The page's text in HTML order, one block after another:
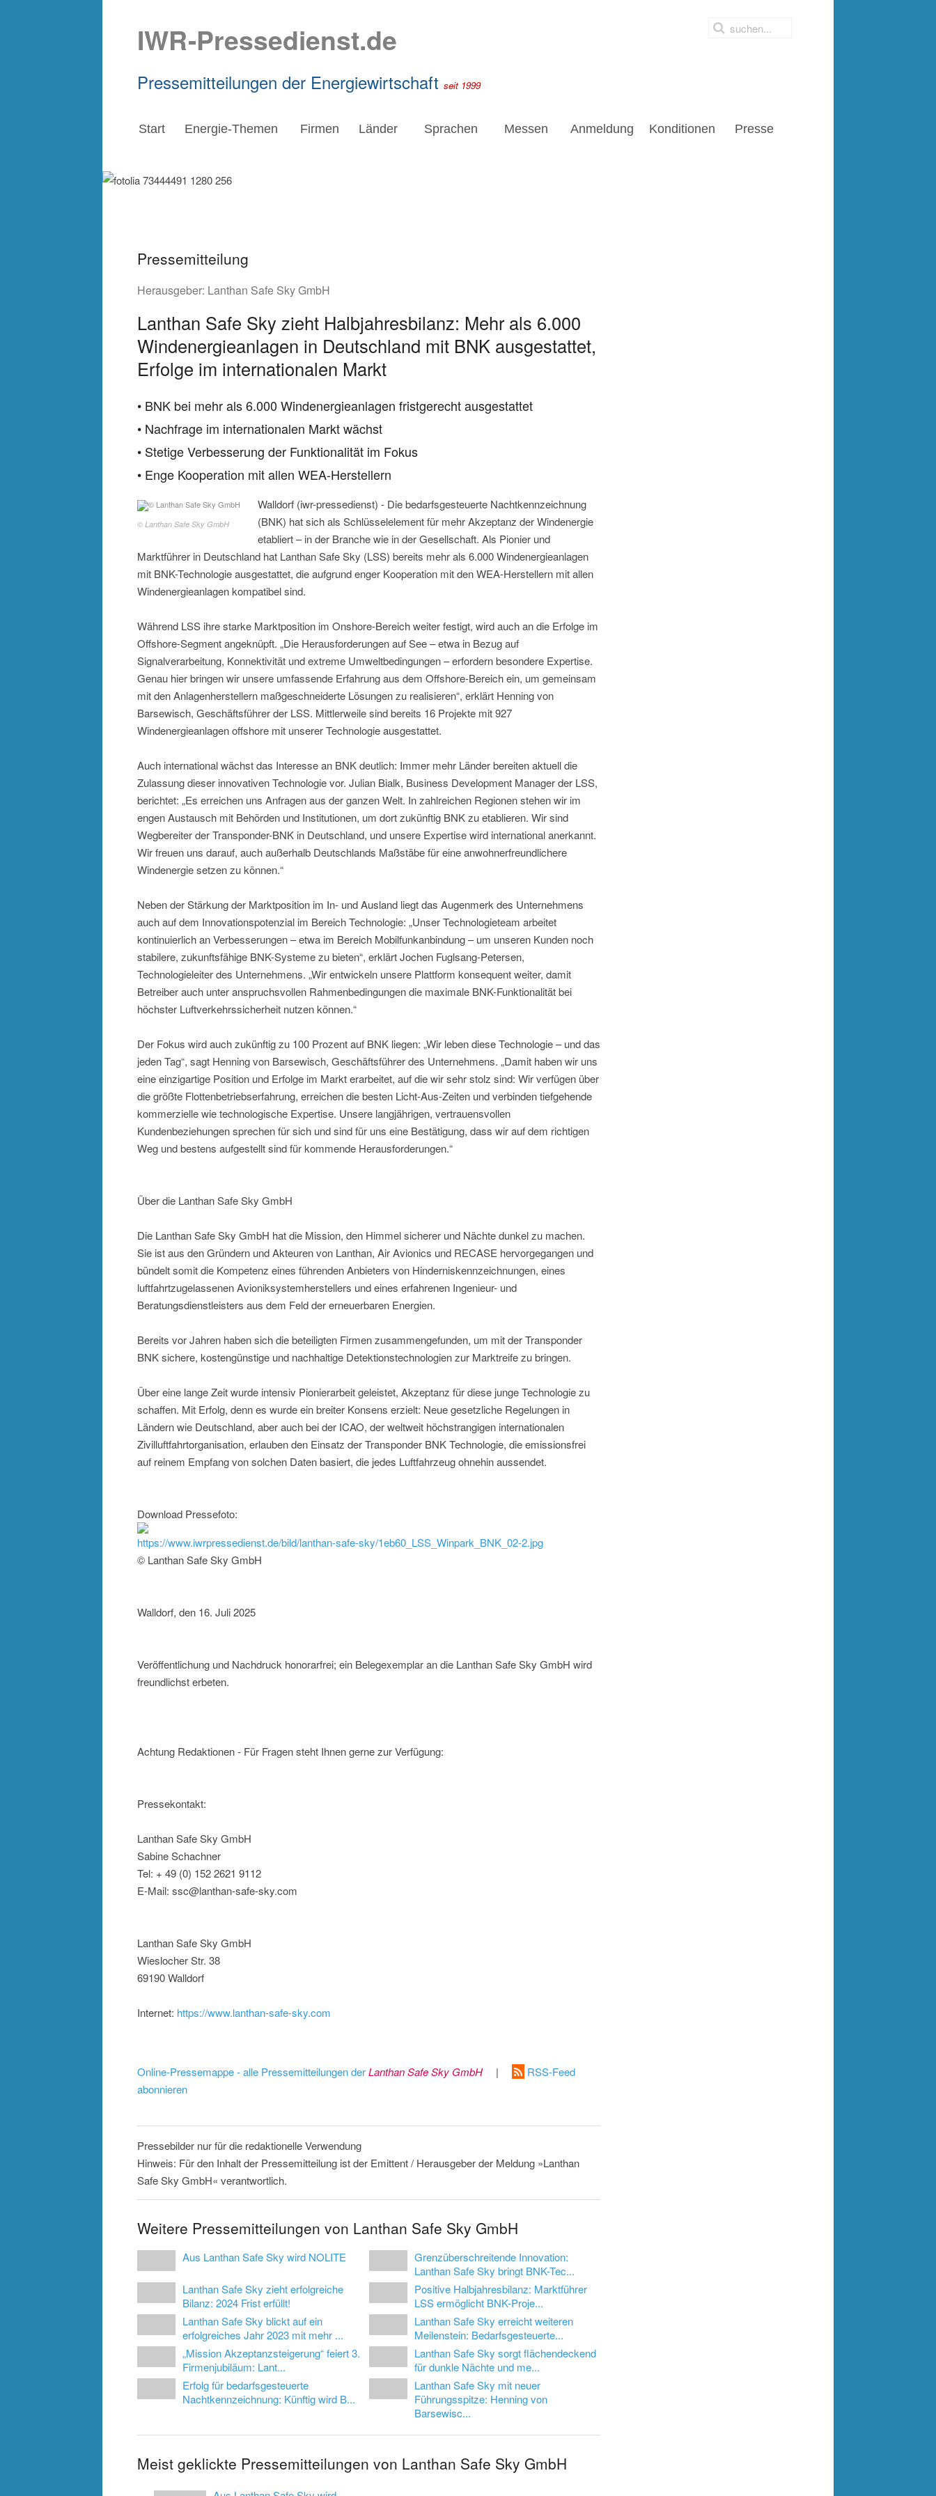
IWR-Pressedienst.de
Pressemitteilungen der Energiewirtschaft seit 1999
Start Energie-Themen Firmen Länder Sprachen Messen Anmeldung Konditionen Presse
Pressemitteilung
Herausgeber: Lanthan Safe Sky GmbH
Lanthan Safe Sky zieht Halbjahresbilanz: Mehr als 6.000
Windenergieanlagen in Deutschland mit BNK ausgestattet,
Erfolge im internationalen Markt
• BNK bei mehr als 6.000 Windenergieanlagen fristgerecht ausgestattet
• Nachfrage im internationalen Markt wächst
• Stetige Verbesserung der Funktionalität im Fokus
• Enge Kooperation mit allen WEA-Herstellern
© Lanthan Safe Sky GmbH
Walldorf (iwr-pressedienst) - Die bedarfsgesteuerte Nachtkennzeichnung
(BNK) hat sich als Schlüsselelement für mehr Akzeptanz der Windenergie
etabliert – in der Branche wie in der Gesellschaft. Als Pionier und
Marktführer in Deutschland hat Lanthan Safe Sky (LSS) bereits mehr als 6.000 Windenergieanlagen
mit BNK-Technologie ausgestattet, die aufgrund enger Kooperation mit den WEA-Herstellern mit allen
Windenergieanlagen kompatibel sind.
Während LSS ihre starke Marktposition im Onshore-Bereich weiter festigt, wird auch an die Erfolge im
Offshore-Segment angeknüpft. „Die Herausforderungen auf See – etwa in Bezug auf
Signalverarbeitung, Konnektivität und extreme Umweltbedingungen – erfordern besondere Expertise.
Genau hier bringen wir unsere umfassende Erfahrung aus dem Offshore-Bereich ein, um gemeinsam
mit den Anlagenherstellern maßgeschneiderte Lösungen zu realisieren“, erklärt Henning von
Barsewisch, Geschäftsführer der LSS. Mittlerweile sind bereits 16 Projekte mit 927
Windenergieanlagen offshore mit unserer Technologie ausgestattet.
Auch international wächst das Interesse an BNK deutlich: Immer mehr Länder bereiten aktuell die
Zulassung dieser innovativen Technologie vor. Julian Bialk, Business Development Manager der LSS,
berichtet: „Es erreichen uns Anfragen aus der ganzen Welt. In zahlreichen Regionen stehen wir im
engen Austausch mit Behörden und Institutionen, um dort zukünftig BNK zu etablieren. Wir sind
Wegbereiter der Transponder-BNK in Deutschland, und unsere Expertise wird international anerkannt.
Wir freuen uns darauf, auch außerhalb Deutschlands Maßstäbe für eine anwohnerfreundlichere
Windenergie setzen zu können.“
Neben der Stärkung der Marktposition im In- und Ausland liegt das Augenmerk des Unternehmens
auch auf dem Innovationspotenzial im Bereich Technologie: „Unser Technologieteam arbeitet
kontinuierlich an Verbesserungen – etwa im Bereich Mobilfunkanbindung – um unseren Kunden noch
stabilere, zukunftsfähige BNK-Systeme zu bieten“, erklärt Jochen Fuglsang-Petersen,
Technologieleiter des Unternehmens. „Wir entwickeln unsere Plattform konsequent weiter, damit
Betreiber auch unter anspruchsvollen Rahmenbedingungen die maximale BNK-Funktionalität bei
höchster Luftverkehrssicherheit nutzen können.“
Der Fokus wird auch zukünftig zu 100 Prozent auf BNK liegen: „Wir leben diese Technologie – und das
jeden Tag“, sagt Henning von Barsewisch, Geschäftsführer des Unternehmens. „Damit haben wir uns
eine einzigartige Position und Erfolge im Markt erarbeitet, auf die wir sehr stolz sind: Wir verfügen über
die größte Flottenbetriebserfahrung, erreichen die besten Licht-Aus-Zeiten und verbinden tiefgehende
kommerzielle wie technologische Expertise. Unsere langjährigen, vertrauensvollen
Kundenbeziehungen sprechen für sich und sind für uns eine Bestätigung, dass wir auf dem richtigen
Weg und bestens aufgestellt sind für kommende Herausforderungen.“
Über die Lanthan Safe Sky GmbH
Die Lanthan Safe Sky GmbH hat die Mission, den Himmel sicherer und Nächte dunkel zu machen.
Sie ist aus den Gründern und Akteuren von Lanthan, Air Avionics und RECASE hervorgegangen und
bündelt somit die Kompetenz eines führenden Anbieters von Hinderniskennzeichnungen, eines
luftfahrtzugelassenen Avioniksystemherstellers und eines erfahrenen Ingenieur- und
Beratungsdienstleisters aus dem Feld der erneuerbaren Energien.
Bereits vor Jahren haben sich die beteiligten Firmen zusammengefunden, um mit der Transponder
BNK sichere, kostengünstige und nachhaltige Detektionstechnologien zur Marktreife zu bringen.
Über eine lange Zeit wurde intensiv Pionierarbeit geleistet, Akzeptanz für diese junge Technologie zu
schaffen. Mit Erfolg, denn es wurde ein breiter Konsens erzielt: Neue gesetzliche Regelungen in
Ländern wie Deutschland, aber auch bei der ICAO, der weltweit höchstrangigen internationalen
Zivilluftfahrtorganisation, erlauben den Einsatz der Transponder BNK Technologie, die emissionsfrei
auf reinem Empfang von solchen Daten basiert, die jedes Luftfahrzeug ohnehin aussendet.
Download Pressefoto:
https://www.iwrpressedienst.de/bild/lanthan-safe-sky/1eb60_LSS_Winpark_BNK_02-2.jpg
© Lanthan Safe Sky GmbH
Walldorf, den 16. Juli 2025
Veröffentlichung und Nachdruck honorarfrei; ein Belegexemplar an die Lanthan Safe Sky GmbH wird
freundlichst erbeten.
Achtung Redaktionen - Für Fragen steht Ihnen gerne zur Verfügung:
Pressekontakt:
Lanthan Safe Sky GmbH
Sabine Schachner
Tel: + 49 (0) 152 2621 9112
E-Mail: ssc@lanthan-safe-sky.com
Lanthan Safe Sky GmbH
Wieslocher Str. 38
69190 Walldorf
Internet: https://www.lanthan-safe-sky.com
Online-Pressemappe - alle Pressemitteilungen derLanthan Safe Sky GmbH |
RSS-Feed
abonnieren
Pressebilder nur für die redaktionelle Verwendung
Hinweis: Für den Inhalt der Pressemitteilung ist der Emittent / Herausgeber der Meldung »Lanthan
Safe Sky GmbH« verantwortlich.
Weitere Pressemitteilungen von Lanthan Safe Sky GmbH
Aus Lanthan Safe Sky wird NOLITE
Grenzüberschreitende Innovation:
Lanthan Safe Sky bringt BNK-Tec...
Lanthan Safe Sky zieht erfolgreiche
Bilanz: 2024 Frist erfüllt!
Positive Halbjahresbilanz: Marktführer
LSS ermöglicht BNK-Proje...
Lanthan Safe Sky blickt auf ein
erfolgreiches Jahr 2023 mit mehr ...
Lanthan Safe Sky erreicht weiteren
Meilenstein: Bedarfsgesteuerte...
„Mission Akzeptanzsteigerung“ feiert 3.
Firmenjubiläum: Lant...
Lanthan Safe Sky sorgt flächendeckend
für dunkle Nächte und me...
Erfolg für bedarfsgesteuerte
Nachtkennzeichnung: Künftig wird B...
Lanthan Safe Sky mit neuer
Führungsspitze: Henning von
Barsewisc...
Meist geklickte Pressemitteilungen von Lanthan Safe Sky GmbH